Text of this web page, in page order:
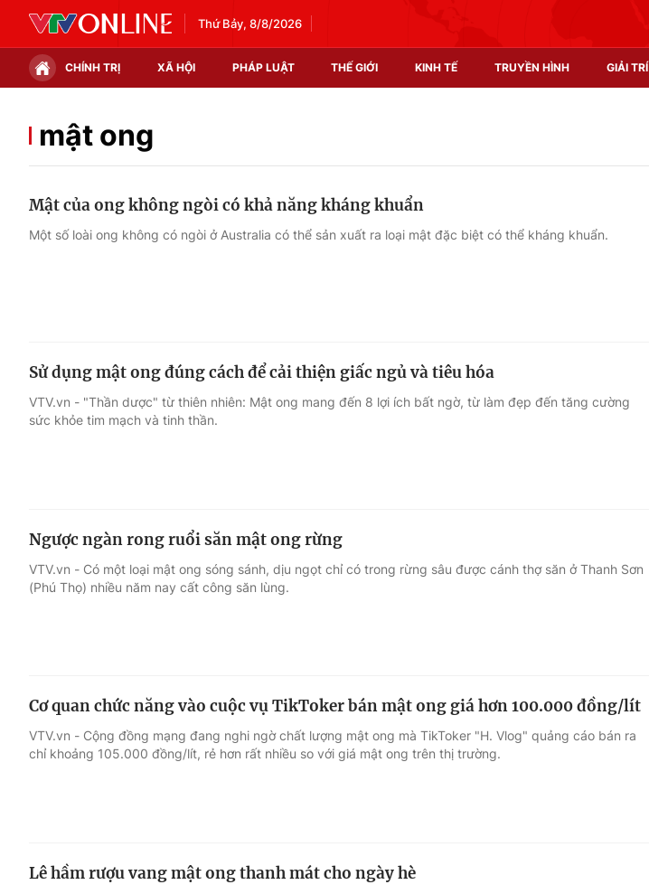
Thứ Bảy, 8/8/2026
CHÍNH TRỊ XÃ HỘI PHÁP LUẬT THẾ GIỚI KINH TẾ TRUYỀN HÌNH GIẢI TRÍ
Chính trị
Âm nhạc
Sao
Du lịch
Làm đẹp
Chất lượng cuộc sống
Học trực tuyến
mật ong
Mật của ong không ngòi có khả năng kháng khuẩn
Một số loài ong không có ngòi ở Australia có thể sản xuất ra loại mật đặc biệt có thể kháng khuẩn.
Sử dụng mật ong đúng cách để cải thiện giấc ngủ và tiêu hóa
VTV.vn - "Thần dược" từ thiên nhiên: Mật ong mang đến 8 lợi ích bất ngờ, từ làm đẹp đến tăng cường
sức khỏe tim mạch và tinh thần.
Ngược ngàn rong ruổi săn mật ong rừng
VTV.vn - Có một loại mật ong sóng sánh, dịu ngọt chỉ có trong rừng sâu được cánh thợ săn ở Thanh Sơn
(Phú Thọ) nhiều năm nay cất công săn lùng.
Cơ quan chức năng vào cuộc vụ TikToker bán mật ong giá hơn 100.000 đồng/lít
VTV.vn - Cộng đồng mạng đang nghi ngờ chất lượng mật ong mà TikToker "H. Vlog" quảng cáo bán ra
chỉ khoảng 105.000 đồng/lít, rẻ hơn rất nhiều so với giá mật ong trên thị trường.
Lê hầm rượu vang mật ong thanh mát cho ngày hè